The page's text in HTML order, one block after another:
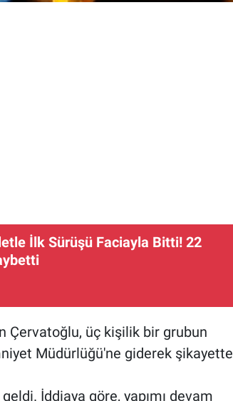
İlk Sürüşü Faciayla Bitti! 22
Çervatoğlu, üç kişilik bir grubun
Müdürlüğü'ne giderek şikayette
İddiaya göre, yapımı devam